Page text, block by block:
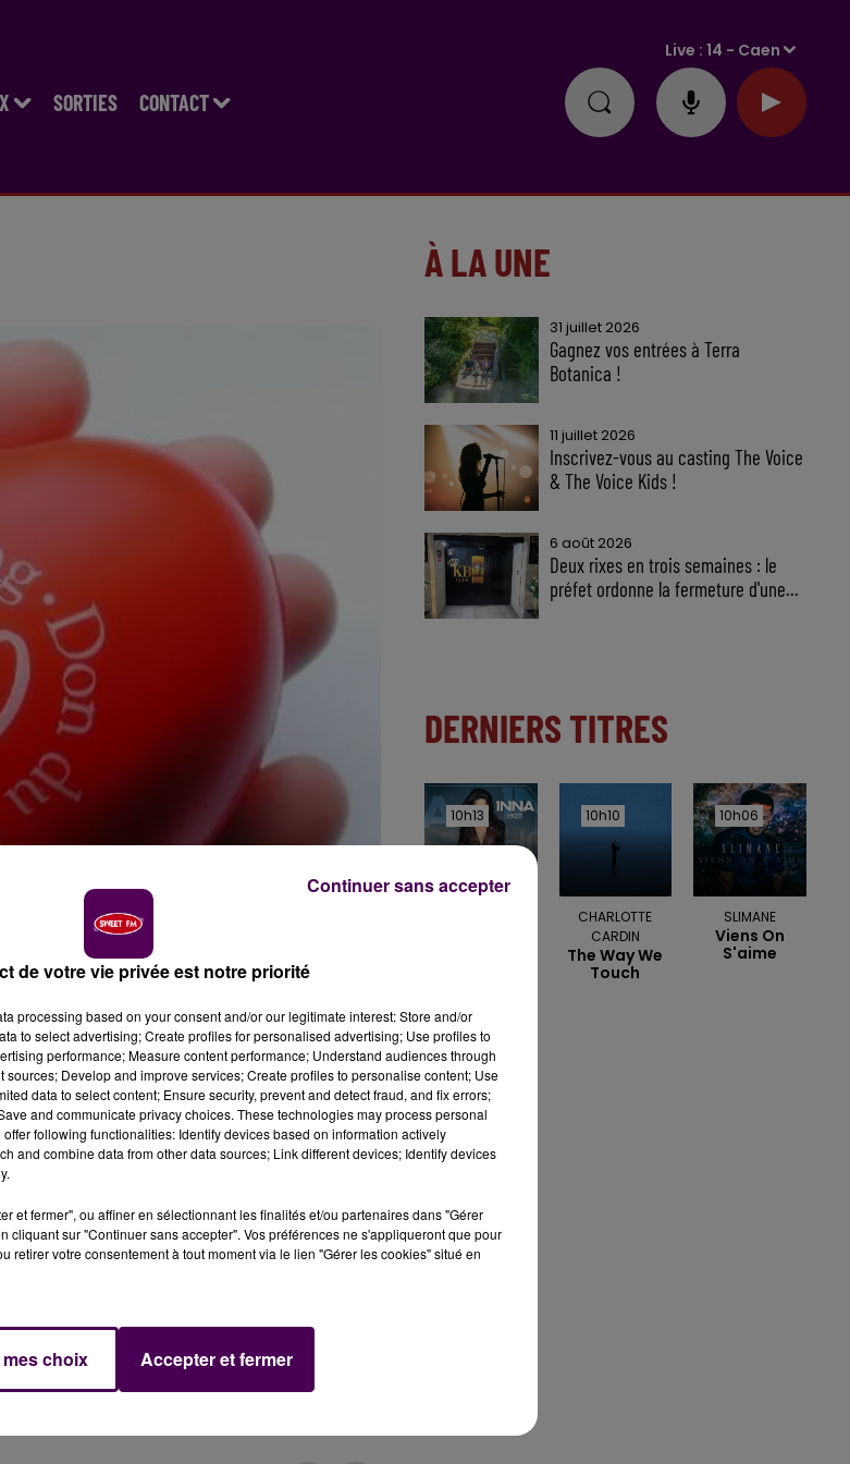
SORTIES CONTACT
Live :14 - Caen
organisée ce mardi 2 mai à Bellême :
de sang accueilleront et renseigneront
les prélèvements.
42 personnes à s'être présentées, 35
À LA UNE
31 juillet 2026
Gagnez vos entrées à Terra
Botanica !
11 juillet 2026
Inscrivez-vous au casting The Voice
& The Voice Kids !
6 août 2026
Deux rixes en trois semaines : le
préfet ordonne la fermeture d'une...
DERNIERS TITRES
10h13
10h13 10h10
10h10
CHARLOTTE
CARDIN
The Way We
Touch
10h06
10h06
SLIMANE
Viens On
S'aime
de votre vie privée est notre priorité
processing based on your consent and/or our legitimate interest: Store and/or
to select advertising; Create profiles for personalised advertising; Use profiles to
performance; Measure content performance; Understand audiences through
sources; Develop and improve services; Create profiles to personalise content; Use
data to select content; Ensure security, prevent and detect fraud, and fix errors;
and communicate privacy choices. These technologies may process personal
following functionalities: Identify devices based on information actively
and combine data from other data sources; Link different devices; Identify devices
et fermer", ou affiner en sélectionnant les finalités et/ou partenaires dans "Gérer
cliquant sur "Continuer sans accepter". Vos préférences ne s'appliqueront que pour
retirer votre consentement à tout moment via le lien "Gérer les cookies" situé en
mes choix Accepter et fermer
Continuer sans accepter